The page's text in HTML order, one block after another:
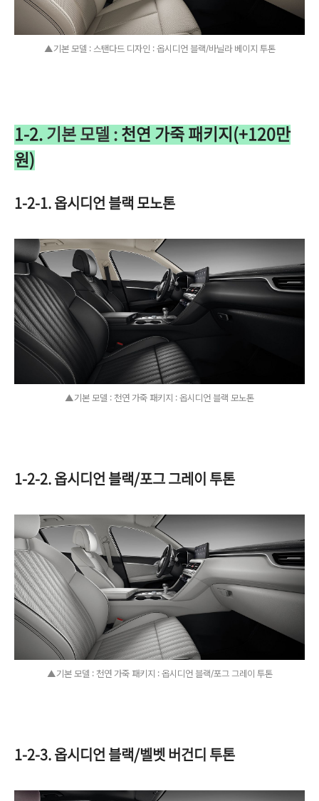
▲기본 모델 : 스탠다드 디자인 : 옵시디언 블랙/바닐라 베이지 투톤
1-2.기본 모델 :천연 가죽 패키지(+120만
원)
1-2-1. 옵시디언 블랙 모노톤
▲기본 모델 : 천연 가죽 패키지 : 옵시디언 블랙 모노톤
1-2-2. 옵시디언 블랙/포그 그레이 투톤
▲기본 모델 : 천연 가죽 패키지 : 옵시디언 블랙/포그 그레이 투톤
1-2-3. 옵시디언 블랙/벨벳 버건디 투톤